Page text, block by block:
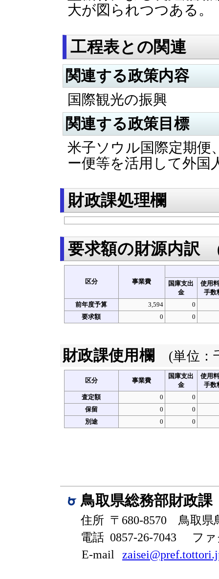
大が図られつつある。
工程表との関連
関連する政策内容
国際観光の振興
関連する政策目標
米子ソウル国際定期便
ー便等を活用して外国
財政課処理欄
要求額の財源内訳
区分 事業費
国庫支出
金
使用
手数
前年度予算
3,594
0
要求額
0 0
財政課使用欄 (単位：
区分 事業費
国庫支出
金
使用
手数
査定額
0
0
保留
0
0
別途
0 0
鳥取県総務部財政課
住所 〒680-8570 鳥取県
電話 0857-26-7043
ファ
E-mail